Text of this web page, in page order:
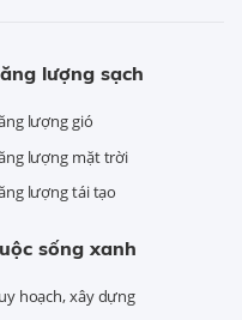
lượng sạch
lượng gió
lượng mặt trời
lượng tái tạo
sống xanh
hoạch, xây dựng